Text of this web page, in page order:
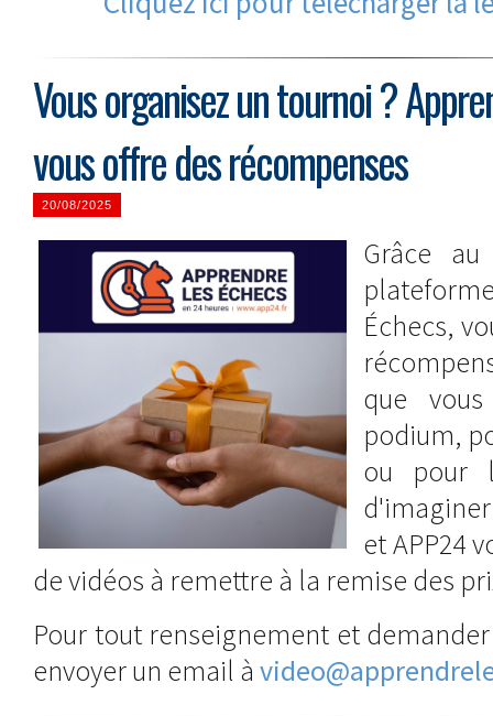
Vous organisez un tournoi ?
vous offre des récompenses
20/08/2025
Grâce
Échecs,
que
podium,
ou pour
et APP24
de vidéos à remettre à la remise des
Pour tout renseignement et
envoyer un email à